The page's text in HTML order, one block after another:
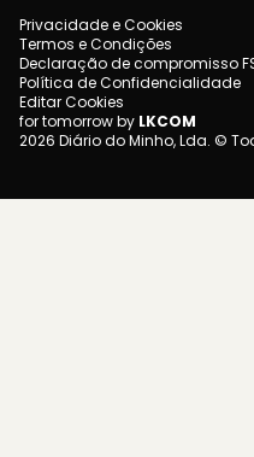
Privacidade e Cookies
Termos e Condições
Declaração de compromisso
Política de Confidencialidade
Editar Cookies
for tomorrow by LKCOM
2026 Diário do Minho, Lda. ©